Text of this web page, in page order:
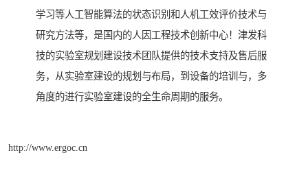
学习等人工智能算法的状态识别和人机工效评价技术与
研究方法等，是国内的人因工程技术创新中心！津发科
技的实验室规划建设技术团队提供的技术支持及售后服
务，从实验室建设的规划与布局，到设备的培训与，多
角度的进行实验室建设的全生命周期的服务。
http://www.ergoc.cn